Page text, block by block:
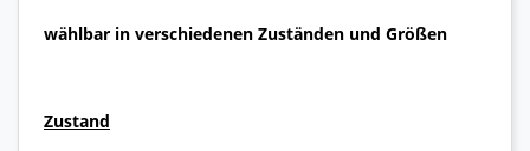
wählbar in verschiedenen Zuständen und Größen
Zustand